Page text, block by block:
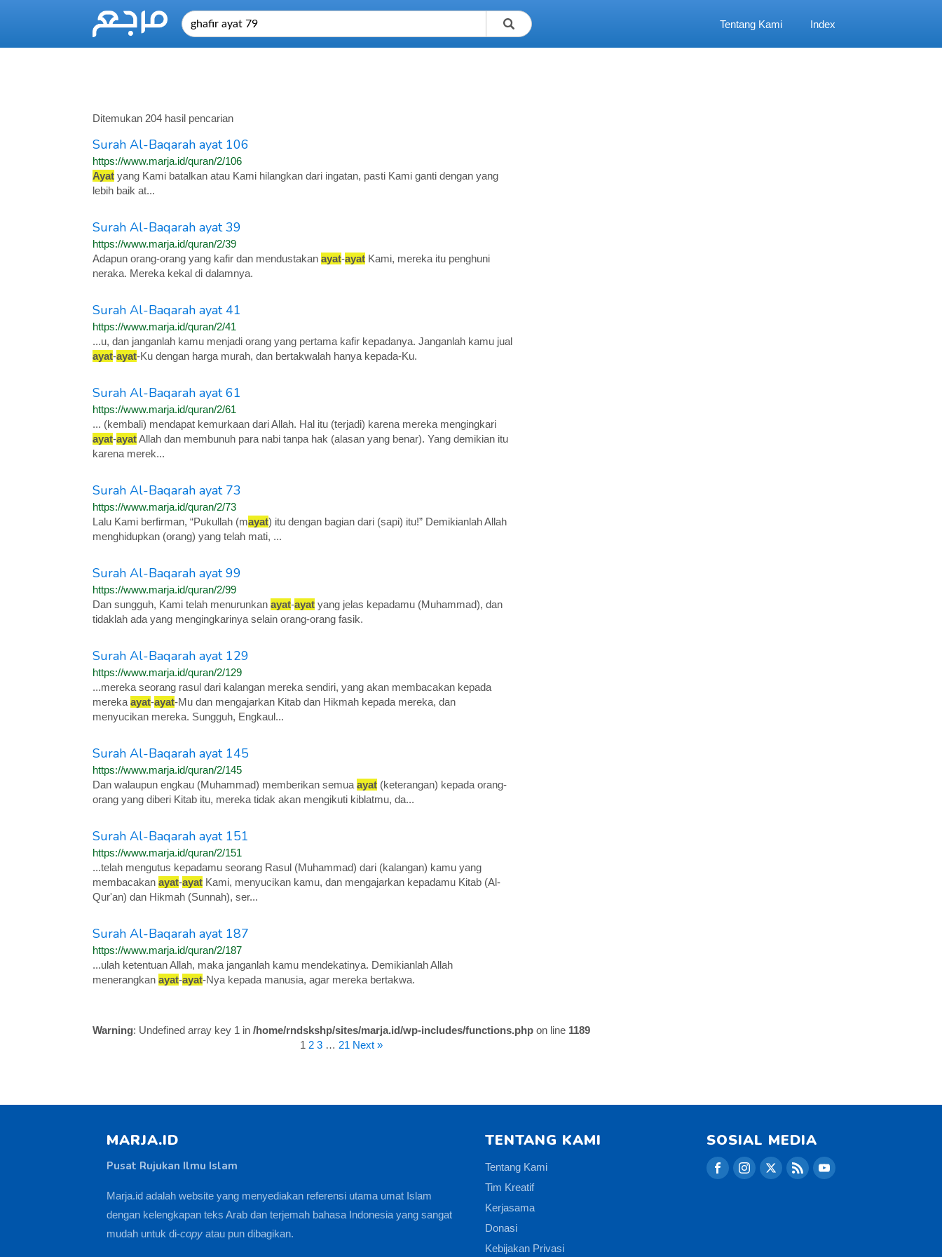
Tentang Kami Index
Ditemukan 204 hasil pencarian
Surah Al-Baqarah ayat 106
https://www.marja.id/quran/2/106
Ayat yang Kami batalkan atau Kami hilangkan dari ingatan, pasti Kami ganti dengan yang
lebih baik at...
Surah Al-Baqarah ayat 39
https://www.marja.id/quran/2/39
Adapun orang-orang yang kafir dan mendustakan ayat-ayat Kami, mereka itu penghuni
neraka. Mereka kekal di dalamnya.
Surah Al-Baqarah ayat 41
https://www.marja.id/quran/2/41
...u, dan janganlah kamu menjadi orang yang pertama kafir kepadanya. Janganlah kamu jual
ayat-ayat-Ku dengan harga murah, dan bertakwalah hanya kepada-Ku.
Surah Al-Baqarah ayat 61
https://www.marja.id/quran/2/61
... (kembali) mendapat kemurkaan dari Allah. Hal itu (terjadi) karena mereka mengingkari
ayat-ayatAllah dan membunuh para nabi tanpa hak (alasan yang benar). Yang demikian itu
karena merek...
Surah Al-Baqarah ayat 73
https://www.marja.id/quran/2/73
Lalu Kami berfirman, “Pukullah (mayat) itu dengan bagian dari (sapi) itu!” Demikianlah Allah
menghidupkan (orang) yang telah mati, ...
Surah Al-Baqarah ayat 99
https://www.marja.id/quran/2/99
Dan sungguh, Kami telah menurunkan ayat-ayat yang jelas kepadamu (Muhammad), dan
tidaklah ada yang mengingkarinya selain orang-orang fasik.
Surah Al-Baqarah ayat 129
https://www.marja.id/quran/2/129
...mereka seorang rasul dari kalangan mereka sendiri, yang akan membacakan kepada
mereka ayat-ayat-Mu dan mengajarkan Kitab dan Hikmah kepada mereka, dan
menyucikan mereka. Sungguh, Engkaul...
Surah Al-Baqarah ayat 145
https://www.marja.id/quran/2/145
Dan walaupun engkau (Muhammad) memberikan semua ayat (keterangan) kepada orang-
orang yang diberi Kitab itu, mereka tidak akan mengikuti kiblatmu, da...
Surah Al-Baqarah ayat 151
https://www.marja.id/quran/2/151
...telah mengutus kepadamu seorang Rasul (Muhammad) dari (kalangan) kamu yang
membacakan ayat-ayat Kami, menyucikan kamu, dan mengajarkan kepadamu Kitab (Al-
Qur'an) dan Hikmah (Sunnah), ser...
Surah Al-Baqarah ayat 187
https://www.marja.id/quran/2/187
...ulah ketentuan Allah, maka janganlah kamu mendekatinya. Demikianlah Allah
menerangkan ayat-ayat-Nya kepada manusia, agar mereka bertakwa.
Warning: Undefined array key 1 in /home/rndskshp/sites/marja.id/wp-includes/functions.php on line 1189
1 2 3 … 21 Next »
MARJA.ID
Pusat Rujukan Ilmu Islam
Marja.id adalah website yang menyediakan referensi utama umat Islam
dengan kelengkapan teks Arab dan terjemah bahasa Indonesia yang sangat
mudah untuk di-copy atau pun dibagikan.
TENTANG KAMI
Tentang Kami
Tim Kreatif
Kerjasama
Donasi
Kebijakan Privasi
SOSIAL MEDIA